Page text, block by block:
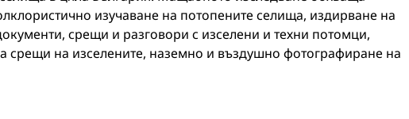
изучаване на потопените селища, издирване на
срещи и разговори с изселени и техни потомци,
срещи на изселените, наземно и въздушно фотографиране на